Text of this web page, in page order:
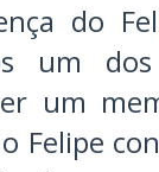
do
um
um
Felipe